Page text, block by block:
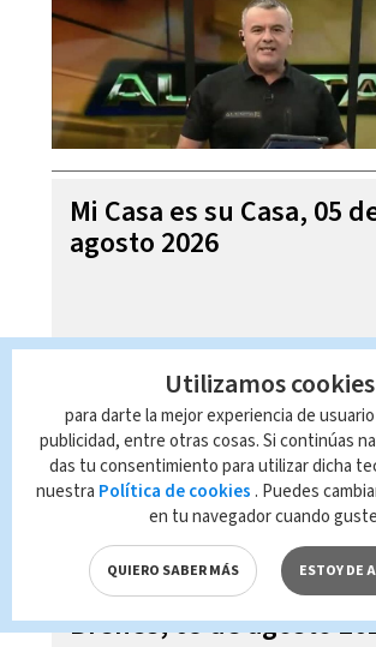
Mi Casa es su Casa, 05
agosto 2026
Telediario En Directo
Brenes, 05 de agosto
Utilizamos cookies
para darte la mejor experiencia de
publicidad, entre otras cosas. Si continúas
das tu consentimiento para utilizar dicha
nuestra Política de cookies . Puedes
en tu navegador cuando
QUIERO SABER MÁS ESTOY DE